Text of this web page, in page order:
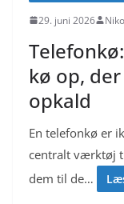
29. juni 2026
kø op,
opkald
En telefonkø er
centralt værktøj
dem til de…